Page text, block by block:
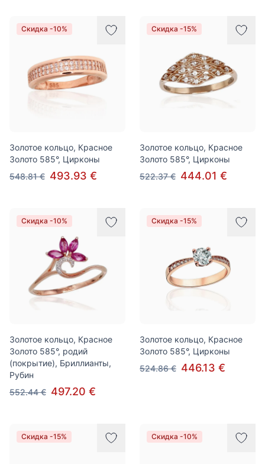
Скидка -10%
Золотое кольцо, Красное
Золото 585°, Цирконы
548.81 € 493.93 €
Скидка -15%
Золотое кольцо, Красное
Золото 585°, Цирконы
522.37 € 444.01 €
Скидка -10%
Золотое кольцо, Красное
Золото 585°, родий
(покрытие), Бриллианты,
Рубин
552.44 € 497.20 €
Скидка -15%
Золотое кольцо, Красное
Золото 585°, Цирконы
524.86 € 446.13 €
Скидка -15% Скидка -10%